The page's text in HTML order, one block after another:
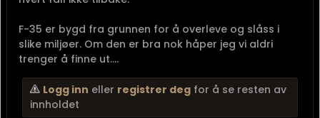
Lille Arne
OR-8* Kommandérsersjant
Sjefssersjant